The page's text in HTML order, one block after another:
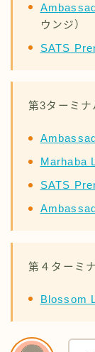
ウンジ）
SATS
第3ターミナ
Marhaba
SATS
第４ターミ
Blossom